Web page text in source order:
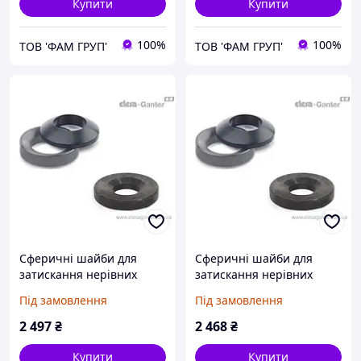
Купити
ТОВ 'ФАМ ГРУП' 100%
Купити
ТОВ 'ФАМ ГРУП' 100%
Сферичні шайби для
затискання нерівних
Під замовлення
2 497₴
Купити
Сферичні шайби для
затискання нерівних
Під замовлення
2 468₴
Купити